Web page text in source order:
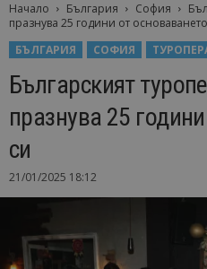
Начало България София
празнува 25 години от
БЪЛГАРИЯ
СОФИЯ
Българският
празнува 25
си
21/01/2025 18:12